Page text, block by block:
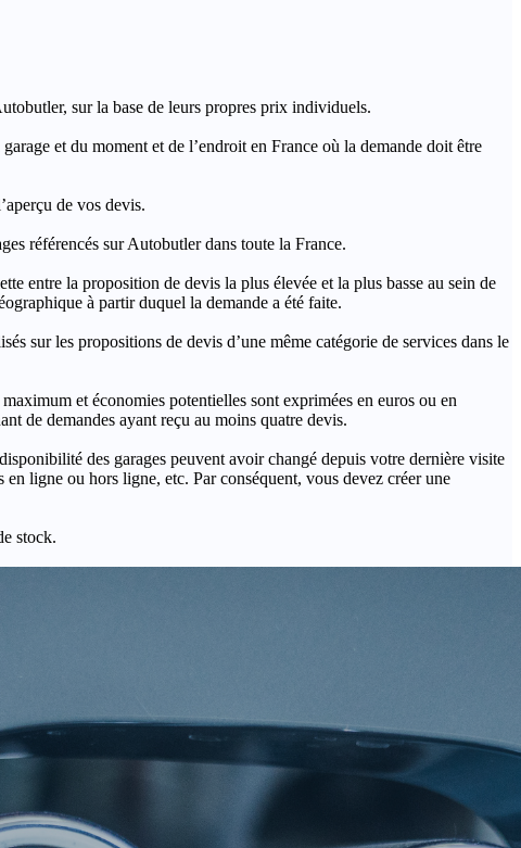
sur la base de leurs propres prix individuels.
et du moment et de l’endroit en France où la demande doit être
de vos devis.
référencés sur Autobutler dans toute la France.
entre la proposition de devis la plus élevée et la plus basse au sein de
à partir duquel la demande a été faite.
les propositions de devis d’une même catégorie de services dans le
et économies potentielles sont exprimées en euros ou en
de demandes ayant reçu au moins quatre devis.
des garages peuvent avoir changé depuis votre dernière visite
ligne ou hors ligne, etc. Par conséquent, vous devez créer une
stock.